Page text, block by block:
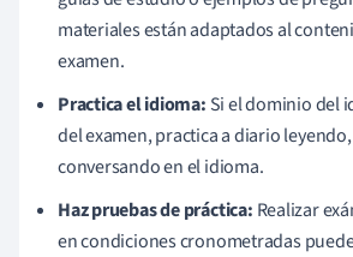
materiales están adaptados al
examen.
Practica el idioma: Si el dominio del
del examen, practica a diario
conversando en el idioma.
Haz pruebas de práctica: Realizar
en condiciones cronometradas